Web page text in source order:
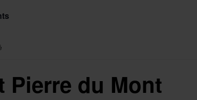
Pierre du Mont